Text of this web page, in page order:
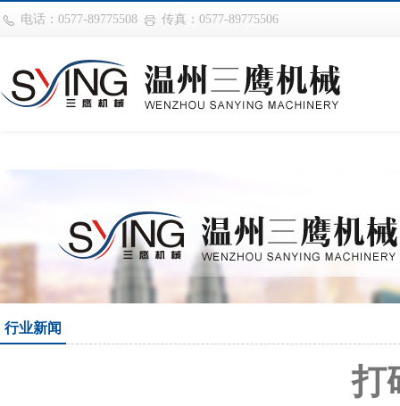
巴西vs摩洛哥
电话：0577-89775508 传真：0577-89775506
行业新闻
打